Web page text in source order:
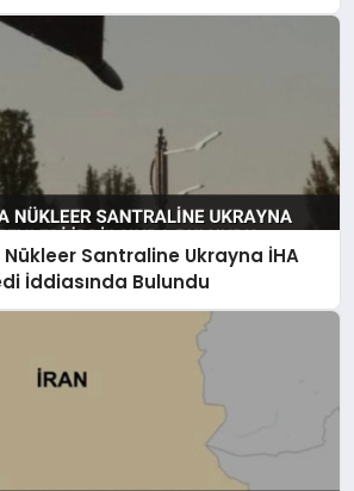
Santraline Ukrayna İHA
İddiasında Bulundu